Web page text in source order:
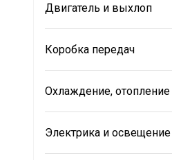
Двигатель и выхлоп
Коробка передач
Охлаждение, отопление
Электрика и освещение